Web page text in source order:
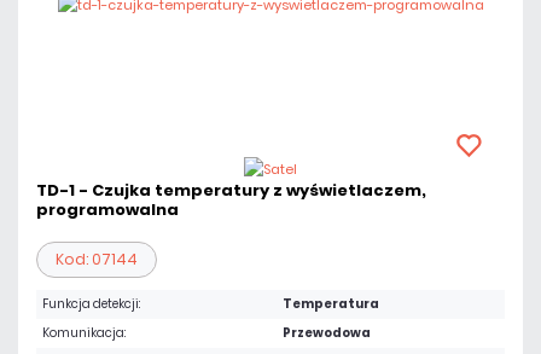
TD-1 - Czujka temperatury z wyświetlaczem,
programowalna
Kod: 07144
Funkcja detekcji:
Temperatura
Komunikacja:
Przewodowa